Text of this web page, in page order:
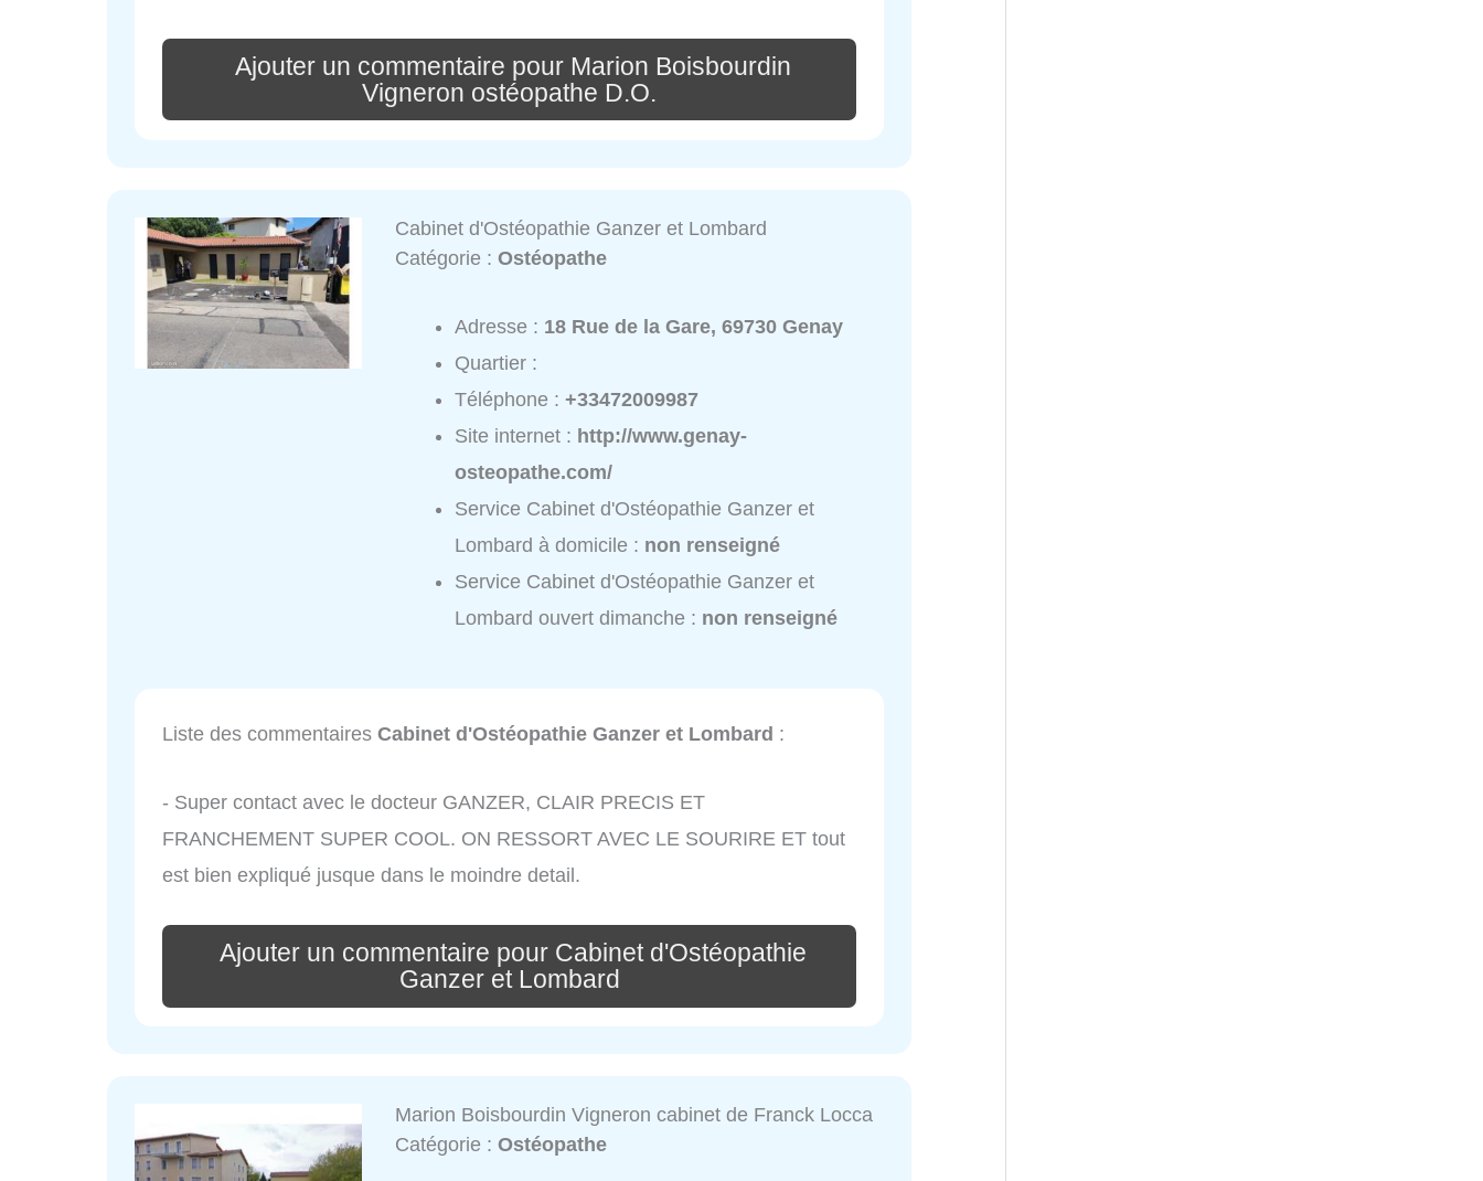
Ajouter un commentaire pour Marion Boisbourdin
Vigneron ostéopathe D.O.
Cabinet d'Ostéopathie Ganzer et Lombard
Catégorie :Ostéopathe
Adresse : 18 Rue de la Gare, 69730 Genay
Quartier :
Téléphone :+33472009987
Site internet : http://www.genay-
osteopathe.com/
Service Cabinet d'Ostéopathie Ganzer et
Lombard à domicile : non renseigné
Service Cabinet d'Ostéopathie Ganzer et
Lombard ouvert dimanche : non renseigné
Liste des commentaires Cabinet d'Ostéopathie Ganzer et Lombard :
- Super contact avec le docteur GANZER, CLAIR PRECIS ET
FRANCHEMENT SUPER COOL. ON RESSORT AVEC LE SOURIRE ET tout
est bien expliqué jusque dans le moindre detail.
Ajouter un commentaire pour Cabinet d'Ostéopathie
Ganzer et Lombard
Marion Boisbourdin Vigneron cabinet de Franck Locca
Catégorie :Ostéopathe